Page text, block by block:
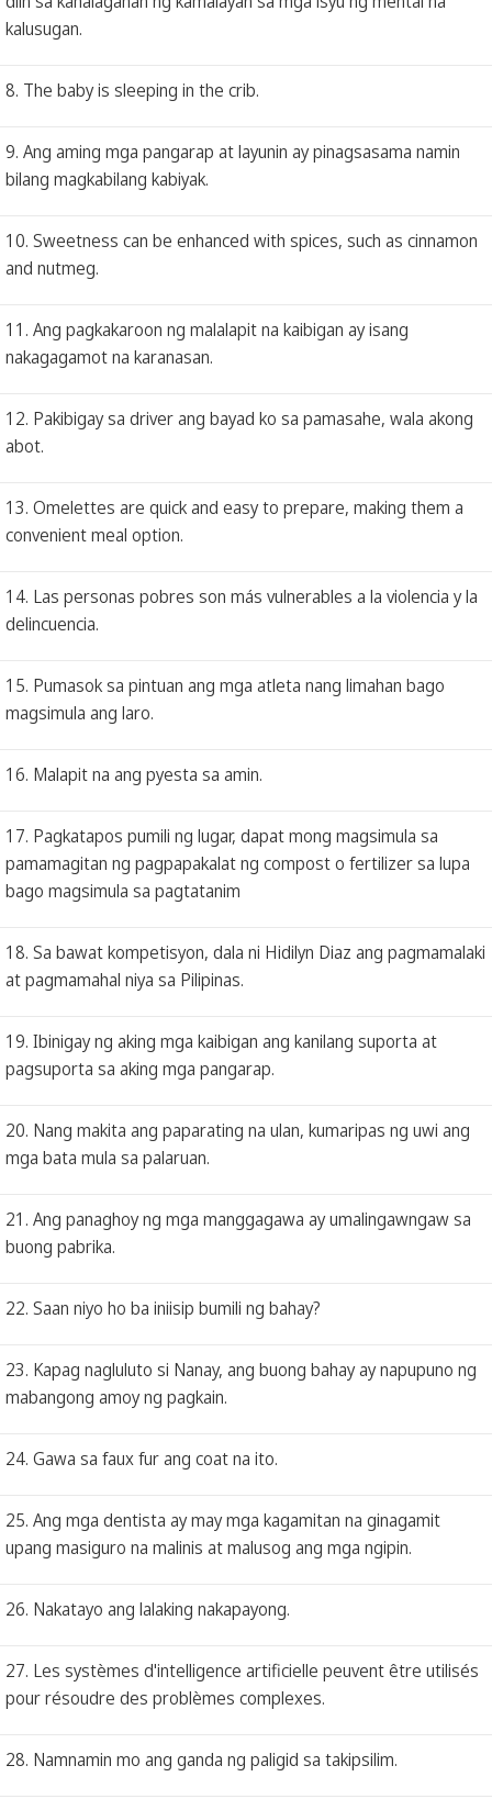
kalusugan.
8. The baby is sleeping in the crib.
9. Ang aming mga pangarap at layunin ay pinagsasama namin
bilang magkabilang kabiyak.
10. Sweetness can be enhanced with spices, such as cinnamon
and nutmeg.
11. Ang pagkakaroon ng malalapit na kaibigan ay isang
nakagagamot na karanasan.
12. Pakibigay sa driver ang bayad ko sa pamasahe, wala akong
abot.
13. Omelettes are quick and easy to prepare, making them a
convenient meal option.
14. Las personas pobres son más vulnerables a la violencia y la
delincuencia.
15. Pumasok sa pintuan ang mga atleta nang limahan bago
magsimula ang laro.
16. Malapit na ang pyesta sa amin.
17. Pagkatapos pumili ng lugar, dapat mong magsimula sa
pamamagitan ng pagpapakalat ng compost o fertilizer sa lupa
bago magsimula sa pagtatanim
18. Sa bawat kompetisyon, dala ni Hidilyn Diaz ang pagmamalaki
at pagmamahal niya sa Pilipinas.
19. Ibinigay ng aking mga kaibigan ang kanilang suporta at
pagsuporta sa aking mga pangarap.
20. Nang makita ang paparating na ulan, kumaripas ng uwi ang
mga bata mula sa palaruan.
21. Ang panaghoy ng mga manggagawa ay umalingawngaw sa
buong pabrika.
22. Saan niyo ho ba iniisip bumili ng bahay?
23. Kapag nagluluto si Nanay, ang buong bahay ay napupuno ng
mabangong amoy ng pagkain.
24. Gawa sa faux fur ang coat na ito.
25. Ang mga dentista ay may mga kagamitan na ginagamit
upang masiguro na malinis at malusog ang mga ngipin.
26. Nakatayo ang lalaking nakapayong.
27. Les systèmes d'intelligence artificielle peuvent être utilisés
pour résoudre des problèmes complexes.
28. Namnamin mo ang ganda ng paligid sa takipsilim.